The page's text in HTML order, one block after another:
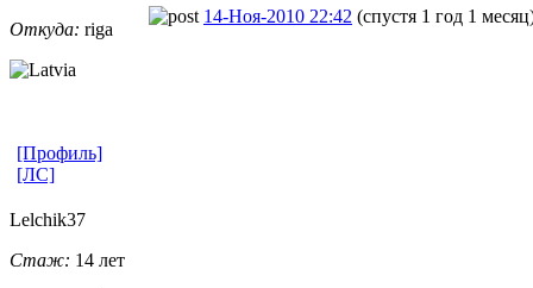
Откуда: riga
14-Ноя-2010 22:42 (спустя 1 год 1
[Профиль]
[ЛС]
Lelchik37
Стаж: 14 лет